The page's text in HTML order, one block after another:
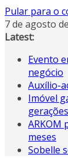
Pular para o
7 de agosto
Latest:
Evento
negócio
Auxílio-
Imóvel
gerações
ARKOM
meses
Sobelle